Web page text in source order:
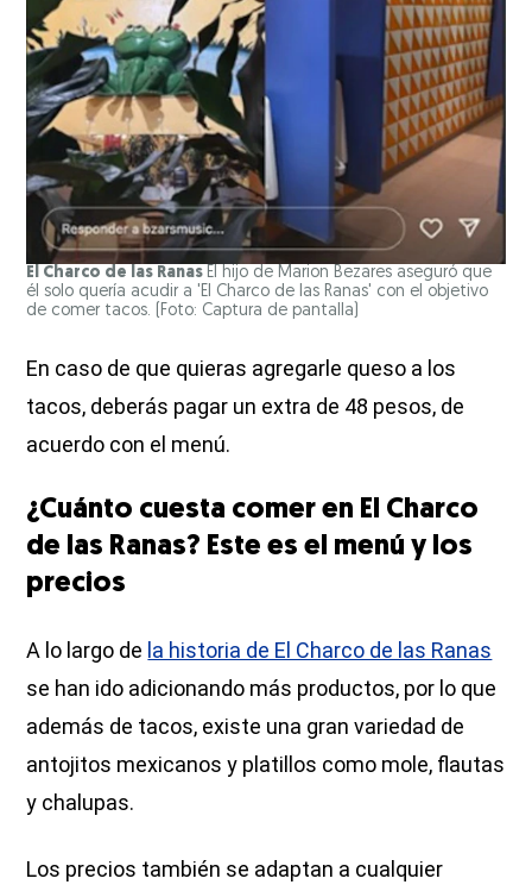
El Charco de las Ranas El hijo de Marion Bezares aseguró que
él solo quería acudir a 'El Charco de las Ranas' con el objetivo
de comer tacos. (Foto: Captura de pantalla)
En caso de que quieras agregarle queso a los
tacos, deberás pagar un extra de 48 pesos, de
acuerdo con el menú.
¿Cuánto cuesta comer en El Charco
de las Ranas? Este es el menú y los
precios
A lo largo de la historia de El Charco de las Ranas
se han ido adicionando más productos, por lo que
además de tacos, existe una gran variedad de
antojitos mexicanos y platillos como mole, flautas
y chalupas.
Los precios también se adaptan a cualquier